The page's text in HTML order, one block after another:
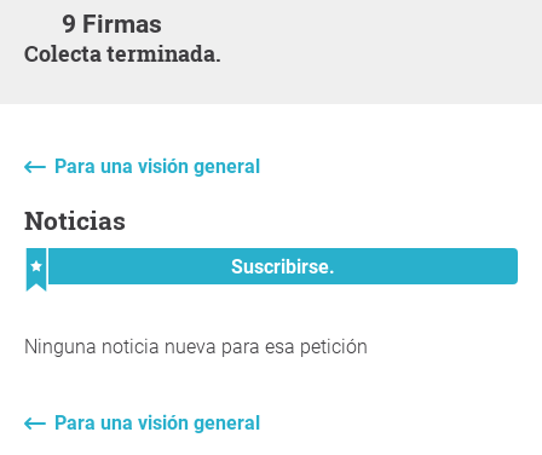
9 Firmas
Colecta terminada.
Para una visión general
Noticias
Suscribirse.
Ninguna noticia nueva para esa petición
Para una visión general